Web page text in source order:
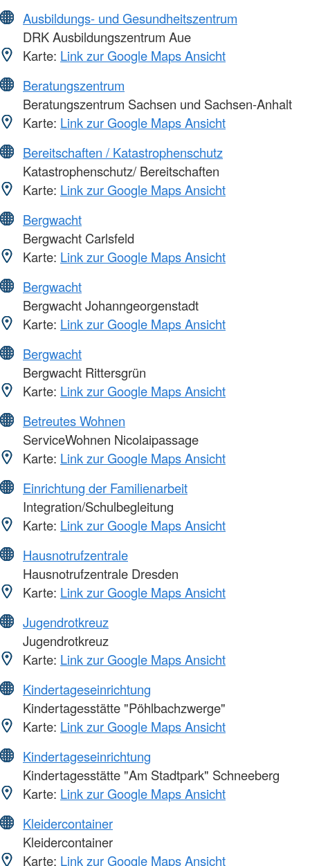
Ausbildungs- und Gesundheitszentrum
DRK Ausbildungszentrum Aue
Karte: Link zur Google Maps Ansicht
Beratungszentrum
Beratungszentrum Sachsen und Sachsen-Anhalt
Karte: Link zur Google Maps Ansicht
Bereitschaften / Katastrophenschutz
Katastrophenschutz/ Bereitschaften
Karte: Link zur Google Maps Ansicht
Bergwacht
Bergwacht Carlsfeld
Karte: Link zur Google Maps Ansicht
Bergwacht
Bergwacht Johanngeorgenstadt
Karte: Link zur Google Maps Ansicht
Bergwacht
Bergwacht Rittersgrün
Karte: Link zur Google Maps Ansicht
Betreutes Wohnen
ServiceWohnen Nicolaipassage
Karte: Link zur Google Maps Ansicht
Einrichtung der Familienarbeit
Integration/Schulbegleitung
Karte: Link zur Google Maps Ansicht
Hausnotrufzentrale
Hausnotrufzentrale Dresden
Karte: Link zur Google Maps Ansicht
Jugendrotkreuz
Jugendrotkreuz
Karte: Link zur Google Maps Ansicht
Kindertageseinrichtung
Kindertagesstätte "Pöhlbachzwerge"
Karte: Link zur Google Maps Ansicht
Kindertageseinrichtung
Kindertagesstätte "Am Stadtpark" Schneeberg
Karte: Link zur Google Maps Ansicht
Kleidercontainer
Kleidercontainer
Karte: Link zur Google Maps Ansicht